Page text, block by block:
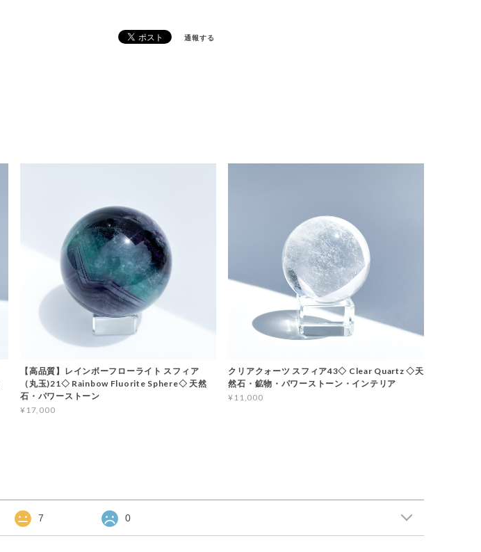
通報する
【高品質】レインボーフローライト スフィア
（丸玉)21◇ Rainbow Fluorite Sphere◇ 天然
石・パワーストーン
¥17,000
クリアクォーツ スフィア43◇ Clear Quartz ◇天
然石・鉱物・パワーストーン・インテリア
¥11,000
7 0